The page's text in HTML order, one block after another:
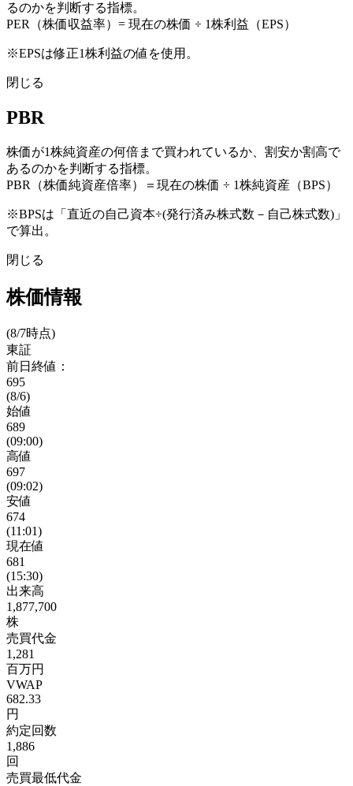
るのかを判断する指標。
PER（株価収益率）= 現在の株価 ÷ 1株利益（EPS）
※EPSは修正1株利益の値を使用。
閉じる
PBR
株価が1株純資産の何倍まで買われているか、割安か割高で
あるのかを判断する指標。
PBR（株価純資産倍率）＝現在の株価 ÷ 1株純資産（BPS）
※BPSは「直近の自己資本÷(発行済み株式数－自己株式数)」
で算出。
閉じる
株価情報
(8/7時点)
東証
前日終値：
695
(8/6)
始値
689
(09:00)
高値
697
(09:02)
安値
674
(11:01)
現在値
681
(15:30)
出来高
1,877,700
株
売買代金
1,281
百万円
VWAP
682.33
円
約定回数
1,886
回
売買最低代金